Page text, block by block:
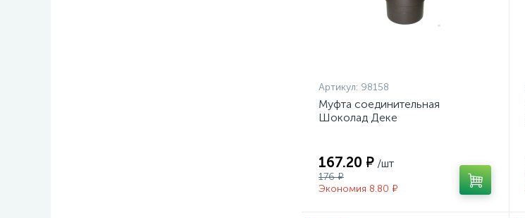
Артикул: 98158
Муфта соединительная
Шоколад Деке
167.20 ₽ /шт
176 ₽
Экономия 8.80 ₽